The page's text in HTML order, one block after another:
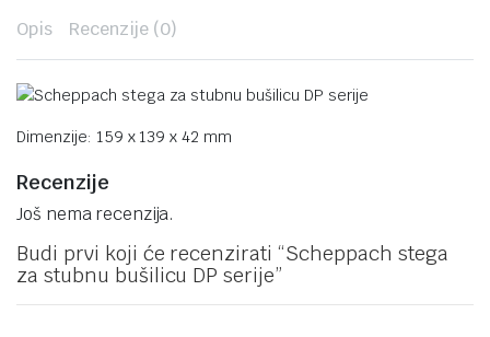
Opis Recenzije (0)
Dimenzije: 159 x 139 x 42 mm
Recenzije
Još nema recenzija.
Budi prvi koji će recenzirati “Scheppach stega
za stubnu bušilicu DP serije”